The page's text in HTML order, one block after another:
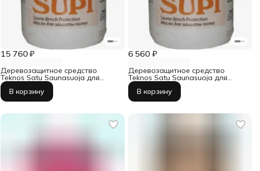
15 760 ₽
Деревозащитное средство
Teknos Satu Saunasuoja для
сауны 9 л
В корзину
6 560 ₽
Деревозащитное средство
Teknos Satu Saunasuoja для
сауны 2,7 л
В корзину